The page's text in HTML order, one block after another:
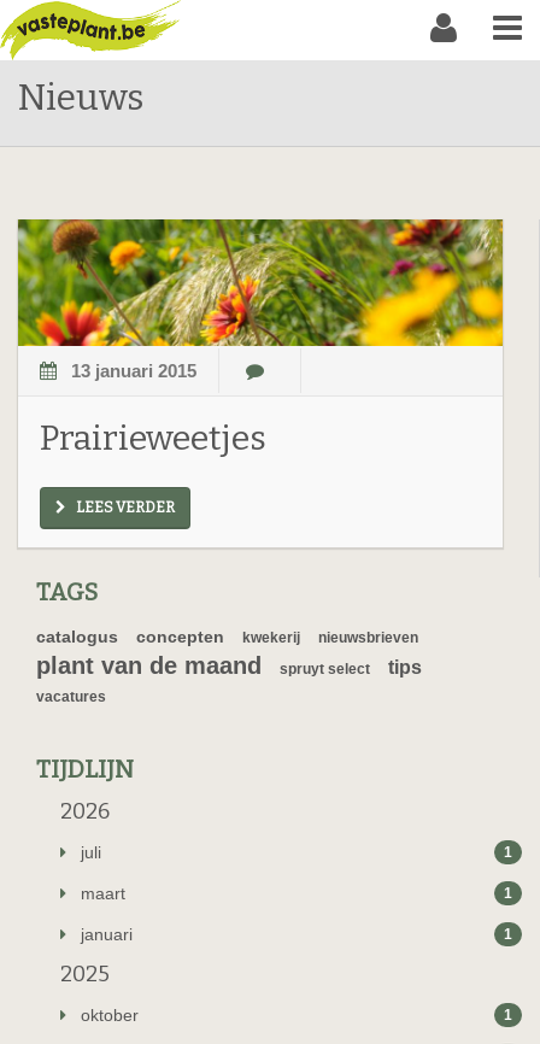
Nieuws
13 januari 2015
Prairieweetjes
LEES VERDER
TAGS
catalogus concepten kwekerij nieuwsbrieven
plant van de maand spruyt select tips
vacatures
TIJDLIJN
2026
juli 1
maart 1
januari 1
2025
oktober 1